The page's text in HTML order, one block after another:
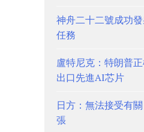
神舟二十二號成功
任務
盧特尼克：特朗普
出口先進AI芯片
日方：無法接受有
張